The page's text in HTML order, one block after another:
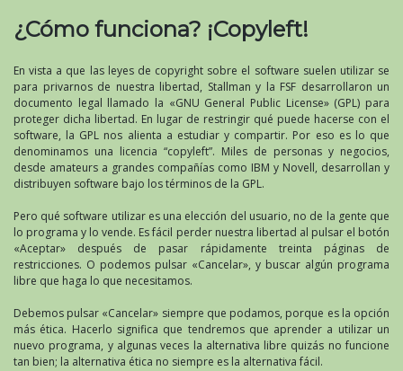
¿Cómo funciona? ¡Copyleft!
En vista a que las leyes de copyright sobre el software suelen utilizar se
para privarnos de nuestra libertad, Stallman y la FSF desarrollaron un
documento legal llamado la «GNU General Public License» (GPL) para
proteger dicha libertad. En lugar de restringir qué puede hacerse con el
software, la GPL nos alienta a estudiar y compartir. Por eso es lo que
denominamos una licencia “copyleft”. Miles de personas y negocios,
desde amateurs a grandes compañías como IBM y Novell, desarrollan y
distribuyen software bajo los términos de la GPL.
Pero qué software utilizar es una elección del usuario, no de la gente que
lo programa y lo vende. Es fácil perder nuestra libertad al pulsar el botón
«Aceptar» después de pasar rápidamente treinta páginas de
restricciones. O podemos pulsar «Cancelar», y buscar algún programa
libre que haga lo que necesitamos.
Debemos pulsar «Cancelar» siempre que podamos, porque es la opción
más ética. Hacerlo significa que tendremos que aprender a utilizar un
nuevo programa, y algunas veces la alternativa libre quizás no funcione
tan bien; la alternativa ética no siempre es la alternativa fácil.